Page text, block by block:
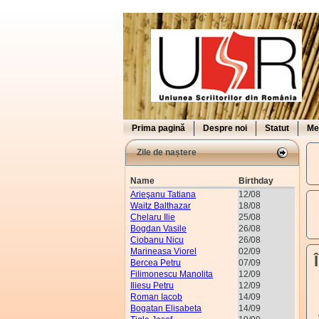
Prima pagină Despre noi Statut
Zile de naștere
Name
Birthday
Arieşanu Tatiana
12/08
Waitz Balthazar
18/08
Chelaru Ilie
25/08
Bogdan Vasile
26/08
Ciobanu Nicu
26/08
Marineasa Viorel
02/09
Bercea Petru
07/09
Filimonescu Manolita
12/09
Iliesu Petru
12/09
Roman Iacob
14/09
Bogatan Elisabeta
14/09